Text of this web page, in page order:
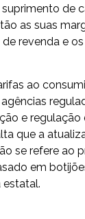
de
as suas
revenda e
ao
e regulação
que a
se refere ao
em
estatal.